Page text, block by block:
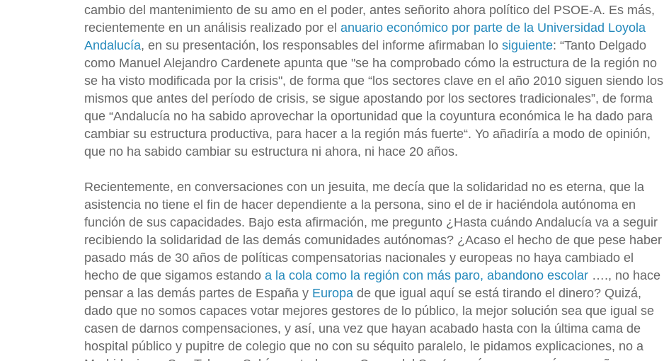
cambio del mantenimiento de su amo en el poder, antes señorito ahora político del PSOE-A. Es más,
recientemente en un análisis realizado por el anuario económico por parte de la Universidad Loyola
Andalucía, en su presentación, los responsables del informe afirmaban lo siguiente: “Tanto Delgado
como Manuel Alejandro Cardenete apunta que "se ha comprobado cómo la estructura de la región no
se ha visto modificada por la crisis", de forma que “los sectores clave en el año 2010 siguen siendo los
mismos que antes del período de crisis, se sigue apostando por los sectores tradicionales”, de forma
que “Andalucía no ha sabido aprovechar la oportunidad que la coyuntura económica le ha dado para
cambiar su estructura productiva, para hacer a la región más fuerte“. Yo añadiría a modo de opinión,
que no ha sabido cambiar su estructura ni ahora, ni hace 20 años.
Recientemente, en conversaciones con un jesuita, me decía que la solidaridad no es eterna, que la
asistencia no tiene el fin de hacer dependiente a la persona, sino el de ir haciéndola autónoma en
función de sus capacidades. Bajo esta afirmación, me pregunto ¿Hasta cuándo Andalucía va a seguir
recibiendo la solidaridad de las demás comunidades autónomas? ¿Acaso el hecho de que pese haber
pasado más de 30 años de políticas compensatorias nacionales y europeas no haya cambiado el
hecho de que sigamos estando a la cola como la región con más paro, abandono escolar …., no hace
pensar a las demás partes de España y Europa de que igual aquí se está tirando el dinero? Quizá,
dado que no somos capaces votar mejores gestores de lo público, la mejor solución sea que igual se
casen de darnos compensaciones, y así, una vez que hayan acabado hasta con la última cama de
hospital público y pupitre de colegio que no con su séquito paralelo, le pidamos explicaciones, no a